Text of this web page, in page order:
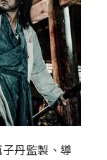
丹監製、導